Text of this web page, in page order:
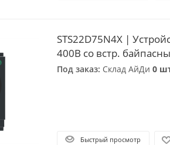
STS22D75N4X |
400В со встр.
Под заказ: Склад АйДи 0
Быстрый просмотр